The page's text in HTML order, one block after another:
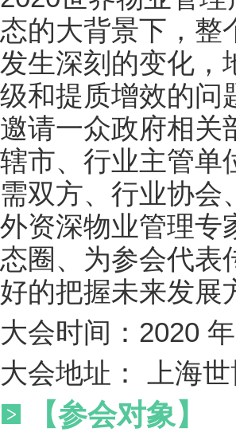
态的大背景下，整
发生深刻的变化，
级和提质增效的问
邀请一众政府相关
辖市、行业主管单
需双方、行业协会
外资深物业管理专
态圈、为参会代表
好的把握未来发展
大会时间：2020
大会地址： 上海
【参会对象】